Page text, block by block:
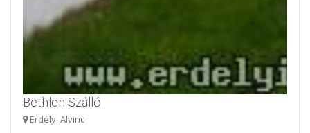
Bethlen Szálló
Erdély, Alvinc